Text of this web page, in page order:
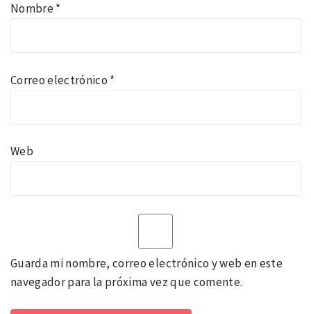
Nombre*
Correo electrónico *
Web
Guarda mi nombre, correo electrónico y web en este
navegador para la próxima vez que comente.